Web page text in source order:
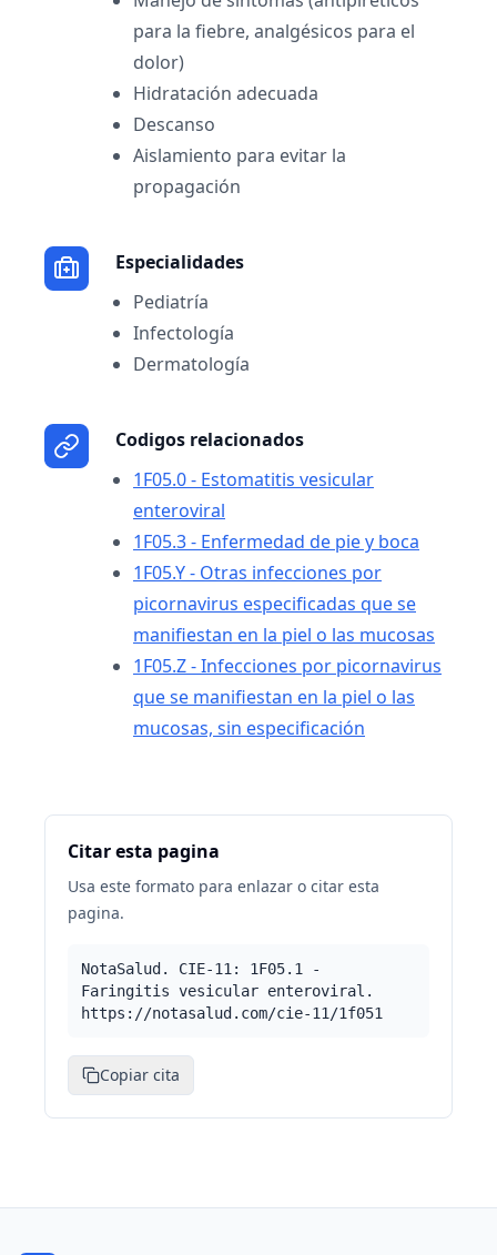
para la fiebre, analgésicos para el
dolor)
Hidratación adecuada
Descanso
Aislamiento para evitar la
propagación
Especialidades
Pediatría
Infectología
Dermatología
Codigos relacionados
1F05.0 - Estomatitis vesicular
enteroviral
1F05.3 - Enfermedad de pie y boca
1F05.Y - Otras infecciones por
picornavirus especificadas que se
manifiestan en la piel o las mucosas
1F05.Z - Infecciones por picornavirus
que se manifiestan en la piel o las
mucosas, sin especificación
Citar esta pagina
Usa este formato para enlazar o citar esta
pagina.
NotaSalud. CIE-11: 1F05.1 -
Faringitis vesicular enteroviral.
https://notasalud.com/cie-11/1f051
Copiar cita